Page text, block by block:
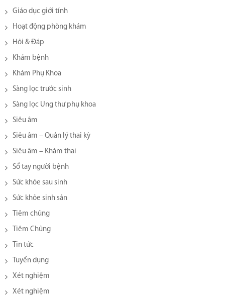
Giáo dục giới tính
Hoạt động phòng khám
Hỏi & Đáp
Khám bệnh
Khám Phụ Khoa
Sàng lọc trước sinh
Sàng lọc Ung thư phụ khoa
Siêu âm
Siêu âm – Quản lý thai kỳ
Siêu âm – Khám thai
Sổ tay người bệnh
Sức khỏe sau sinh
Sức khỏe sinh sản
Tiêm chủng
Tiêm Chủng
Tin tức
Tuyển dụng
Xét nghiệm
Xét nghiệm